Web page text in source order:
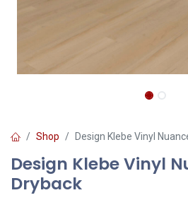
Shop Design Klebe Vinyl
Design Klebe Vinyl
Dryback